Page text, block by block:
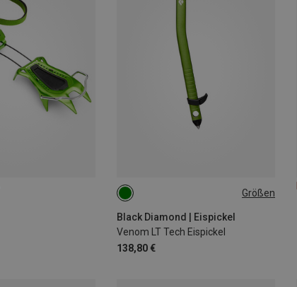
Größen
Black Diamond | Eispickel
Venom LT Tech Eispickel
138,80 €
ONE SIZE